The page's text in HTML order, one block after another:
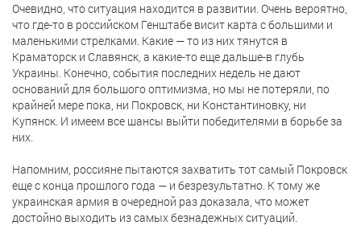
Очевидно, что ситуация находится в развитии. Очень вероятно,
что где-то в российском Генштабе висит карта с большими и
маленькими стрелками. Какие — то из них тянутся в
Краматорск и Славянск, а какие-то еще дальше-в глубь
Украины. Конечно, события последних недель не дают
оснований для большого оптимизма, но мы не потеряли, по
крайней мере пока, ни Покровск, ни Константиновку, ни
Купянск. И имеем все шансы выйти победителями в борьбе за
них.
Напомним, россияне пытаются захватить тот самый Покровск
еще с конца прошлого года — и безрезультатно. К тому же
украинская армия в очередной раз доказала, что может
достойно выходить из самых безнадежных ситуаций.